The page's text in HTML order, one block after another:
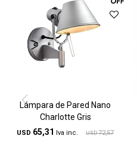
Lámpara de Pared Nano
Charlotte Gris
USD 65,31 USD 72,57